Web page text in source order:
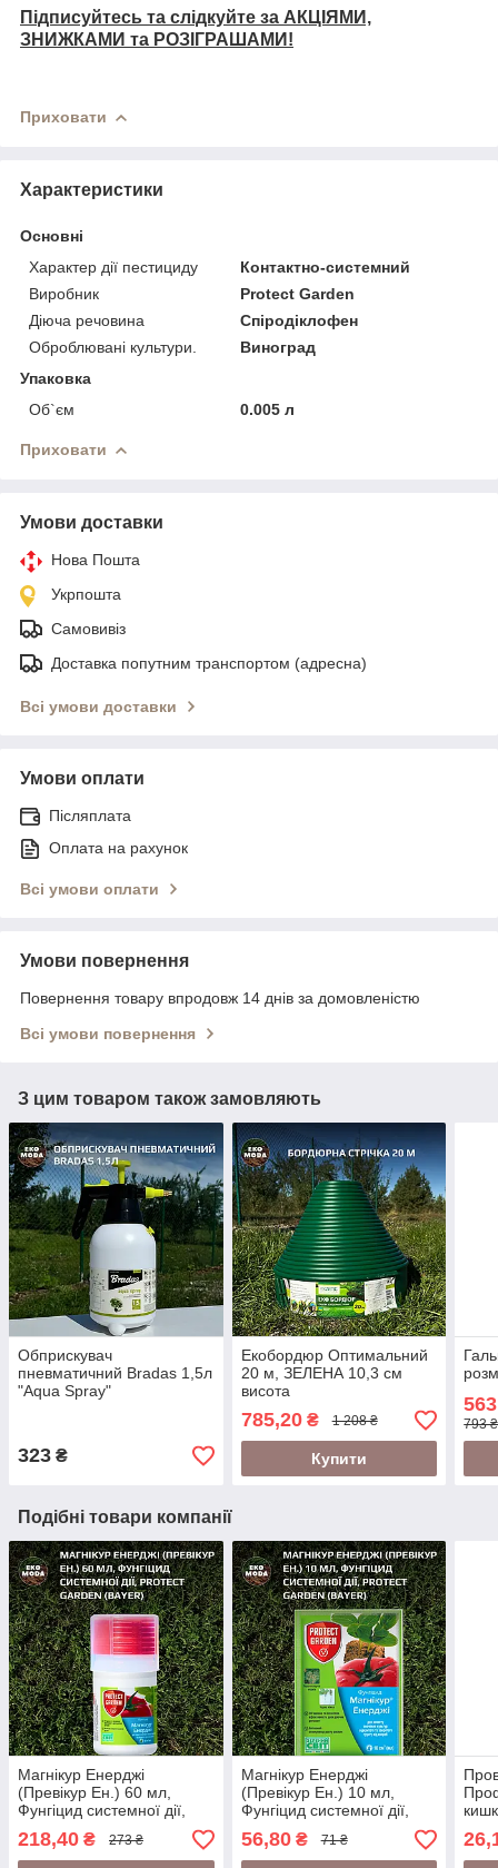
Підписуйтесь та слідкуйте за АКЦІЯМИ,
ЗНИЖКАМИ та РОЗІГРАШАМИ!
Приховати
Характеристики
Основні
Характер дії пестициду
Контактно-системний
Виробник
Protect Garden
Діюча речовина
Спіродіклофен
Оброблювані культури.
Виноград
Упаковка
Об`єм
0.005 л
Приховати
Умови доставки
Нова Пошта
Укрпошта
Самовивіз
Доставка попутним транспортом (адресна)
Всі умови доставки
Умови оплати
Післяплата
Оплата на рахунок
Всі умови оплати
Умови повернення
Повернення товару впродовж 14 днів за домовленістю
Всі умови повернення
З цим товаром також замовляють
Обприскувач
пневматичний Bradas 1,5л
"Aqua Spray"
323 ₴
Екобордюр Оптимальний
20 м, ЗЕЛЕНА 10,3 см
висота
785,20₴ 1 208 ₴
Купити
793
Подібні товари компанії
Магнікур Енерджі
(Превікур Ен.) 60 мл,
Фунгіцид системної дії,
218,40 ₴ 273 ₴
Магнікур Енерджі
(Превікур Ен.) 10 мл,
Фунгіцид системної дії,
56,80₴ 71 ₴